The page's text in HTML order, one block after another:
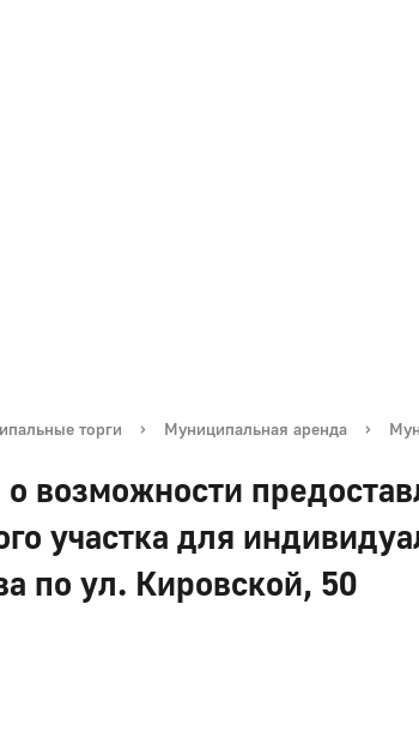
торги › Муниципальная аренда ›
возможности
участка для
по ул. Кировской, 50